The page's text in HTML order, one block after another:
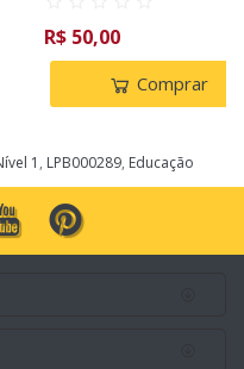
R$ 50,00
Comprar
1 , LPB000289, Educação